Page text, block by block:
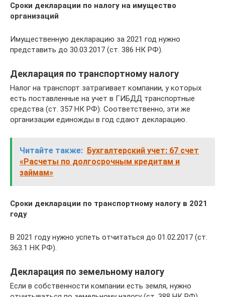
Сроки декларации по налогу на имущество
организаций
Имущественную декларацию за 2021 год нужно
представить до 30.03.2017 (ст. 386 НК РФ).
Декларация по транспортному налогу
Налог на транспорт затрагивает компании, у которых
есть поставленные на учет в ГИБДД транспортные
средства (ст. 357 НК РФ). Соответственно, эти же
организации единожды в год сдают декларацию.
Читайте также: Бухгалтерский учет: 67 счет
«Расчеты по долгосрочным кредитам и
займам»
Сроки декларации по транспортному налогу в 2021
году
В 2021 году нужно успеть отчитаться до 01.02.2017 (ст.
363.1 НК РФ).
Декларация по земельному налогу
Если в собственности компании есть земля, нужно